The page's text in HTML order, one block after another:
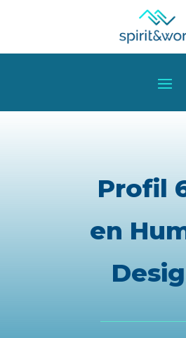
Profil
en